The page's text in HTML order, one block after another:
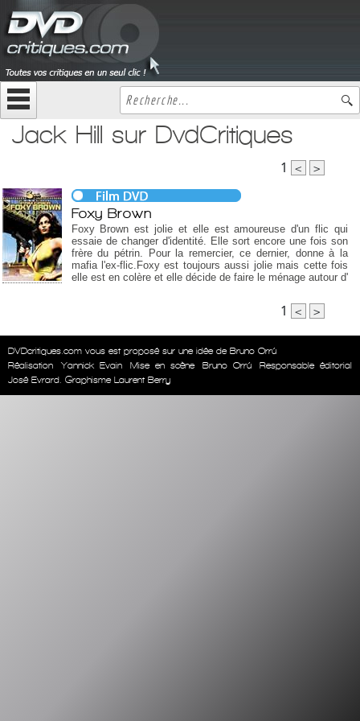
Jack Hill sur DvdCritiques
1 < >
Foxy Brown
Foxy Brown est jolie et elle est amoureuse d'un flic qui
essaie de changer d'identité. Elle sort encore une fois son
frère du pétrin. Pour la remercier, ce dernier, donne à la
mafia l'ex-flic.Foxy est toujours aussi jolie mais cette fois
elle est en colère et elle décide de faire le ménage autour d'
1 < >
DVDcritiques.com vous est proposé sur une idée de Bruno Orrú
Réalisation
Yannick Evain Mise en scène Bruno Orrú
Responsable éditorial
José Evrard. Graphisme Laurent Berry